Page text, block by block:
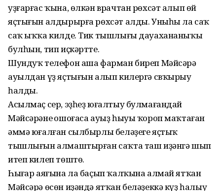
уҙғарғас ҡына, өлкән врачтан рөхсәт алып өй
яҫтығын алдырырға рөхсәт алды. Уныһы ла саҡ
саҡ ыҡҡа килде. Тик тышлығы дауахананыҡы
булһын, тип иҫкәртте.
Шундуҡ телефон аша фарман биреп Мәйсәрә
ауылдан үҙ яҫтығын алып килергә свҡырыу
һалды.
Асылмаҫ сер, эҙһеҙ юғалтыу булмағандай
Мәйсәрәнең ошоғаса ауыҙ һыуы ҡороп маҡтаған
әммә юғалған сылбырлы беләҙеге яҫтыҡ
тышлығын алмаштырған саҡта таш иҙәнгә шып
итеп килеп төштө.
Һыңғар аяғына ла баҫып ҡалҡына алмай ятҡан
Мәйсәрә өсөн иҙәндә ятҡан беләҙеккә күҙ һалыу